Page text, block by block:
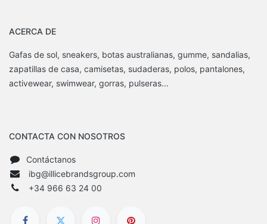
ACERCA DE
Gafas de sol, sneakers, botas australianas, gumme, sandalias,
zapatillas de casa, camisetas, sudaderas, polos, pantalones,
activewear, swimwear, gorras, pulseras...
CONTACTA CON NOSOTROS
Contáctanos
ibg@illicebrandsgroup.com
+34 966 63 24 00